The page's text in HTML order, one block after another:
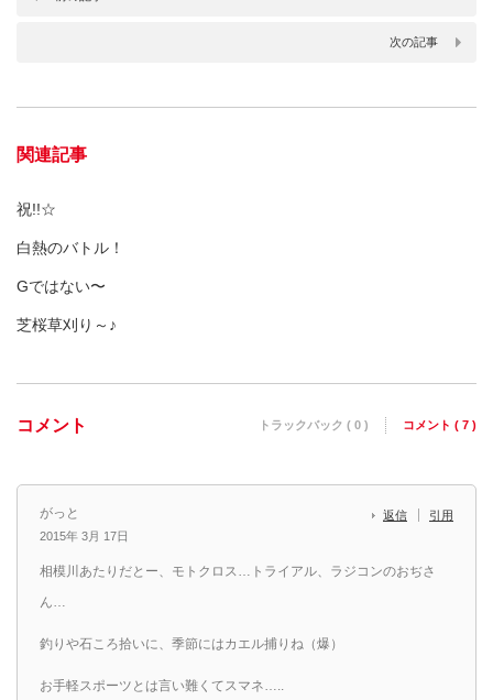
次の記事
関連記事
祝!!☆
白熱のバトル！
Gではない〜
芝桜草刈り～♪
コメント トラックバック ( 0 ) コメント ( 7 )
がっと
2015年 3月 17日
返信 引用
相模川あたりだとー、モトクロス…トライアル、ラジコンのおぢさ
ん…
釣りや石ころ拾いに、季節にはカエル捕りね（爆）
お手軽スポーツとは言い難くてスマネ…..